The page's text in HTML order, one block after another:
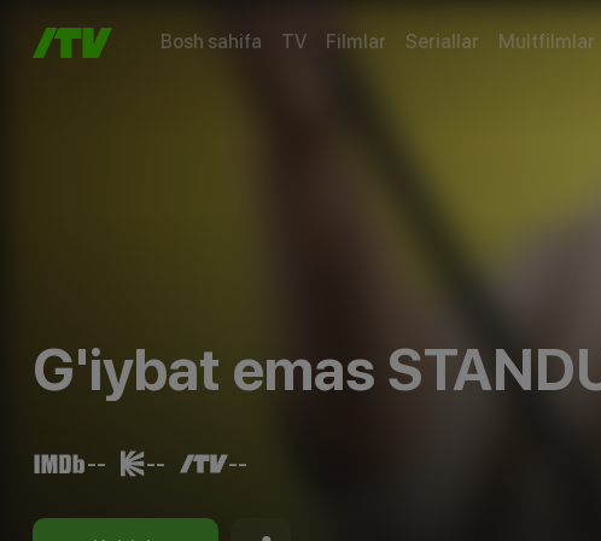
Bosh sahifa TV Filmlar Seriallar Multfilmlar
G'iybat emas
-- -- --